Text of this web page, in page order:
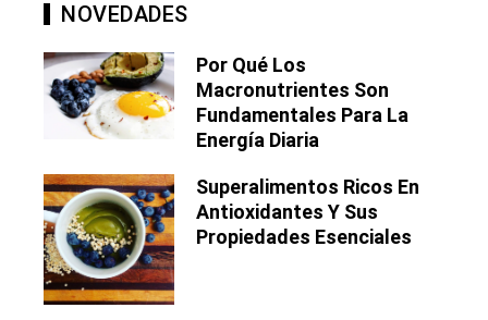
NOVEDADES
Por Qué Los
Macronutrientes Son
Fundamentales Para La
Energía Diaria
Superalimentos Ricos En
Antioxidantes Y Sus
Propiedades Esenciales